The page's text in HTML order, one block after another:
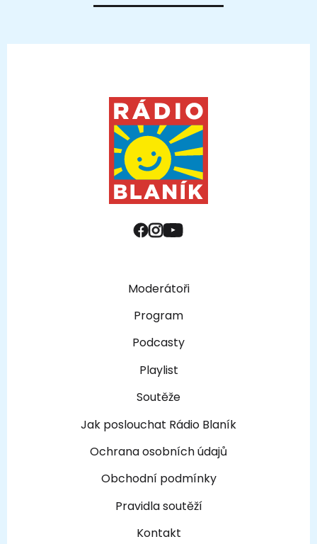
Moderátoři
Program
Podcasty
Playlist
Soutěže
Jak poslouchat Rádio Blaník
Ochrana osobních údajů
Obchodní podmínky
Pravidla soutěží
Kontakt